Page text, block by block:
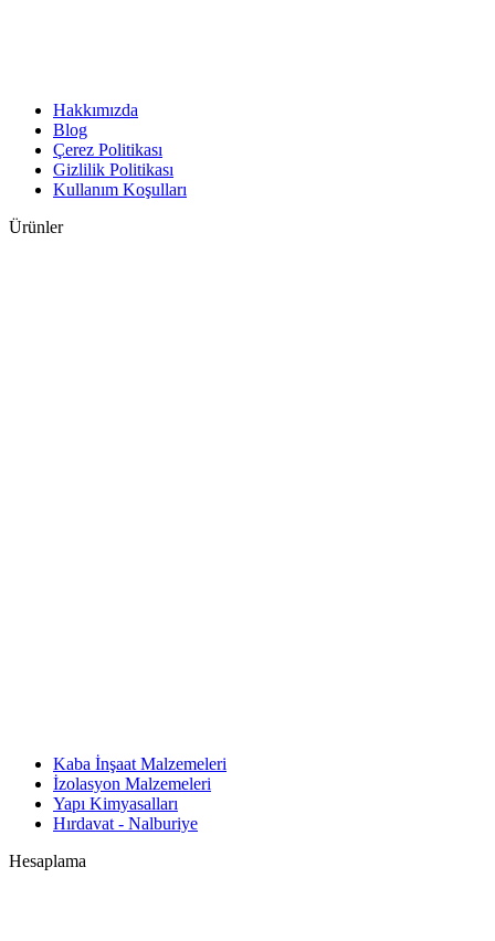
Hakkımızda
Blog
Çerez Politikası
Gizlilik Politikası
Kullanım Koşulları
Ürünler
Kaba İnşaat Malzemeleri
İzolasyon Malzemeleri
Yapı Kimyasalları
Hırdavat - Nalburiye
Hesaplama